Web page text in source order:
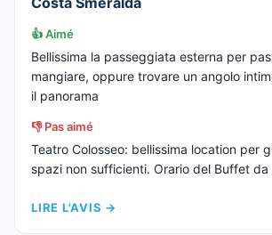
👍Aimé
Bellissima la passeggiata esterna per
mangiare, oppure trovare un angolo
il panorama
👎Pas aimé
Teatro Colosseo: bellissima location per
spazi non sufficienti. Orario del Buffet
LIRE L'AVIS →